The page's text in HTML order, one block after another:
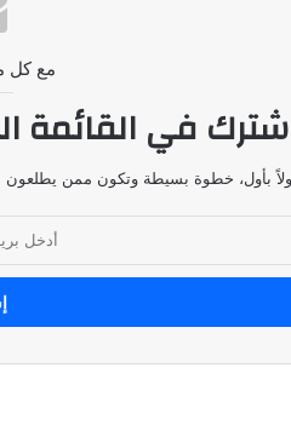
مع كل
في القائمة
بأول، خطوة بسيطة وتكون ممن يطلعون